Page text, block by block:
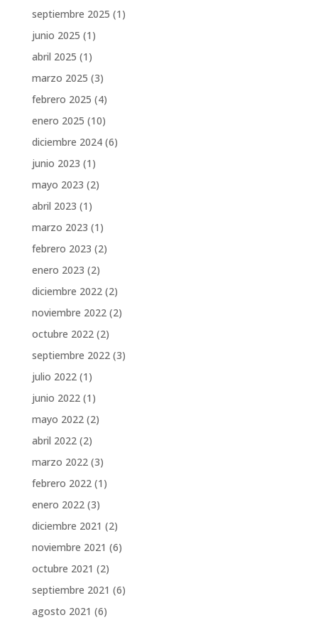
septiembre 2025 (1)
junio 2025 (1)
abril 2025 (1)
marzo 2025 (3)
febrero 2025 (4)
enero 2025 (10)
diciembre 2024(6)
junio 2023 (1)
mayo 2023 (2)
abril 2023 (1)
marzo 2023 (1)
febrero 2023 (2)
enero 2023 (2)
diciembre 2022(2)
noviembre 2022(2)
octubre 2022(2)
septiembre 2022(3)
julio 2022(1)
junio 2022(1)
mayo 2022(2)
abril 2022(2)
marzo 2022(3)
febrero 2022(1)
enero 2022(3)
diciembre 2021 (2)
noviembre 2021 (6)
octubre 2021 (2)
septiembre 2021 (6)
agosto 2021 (6)